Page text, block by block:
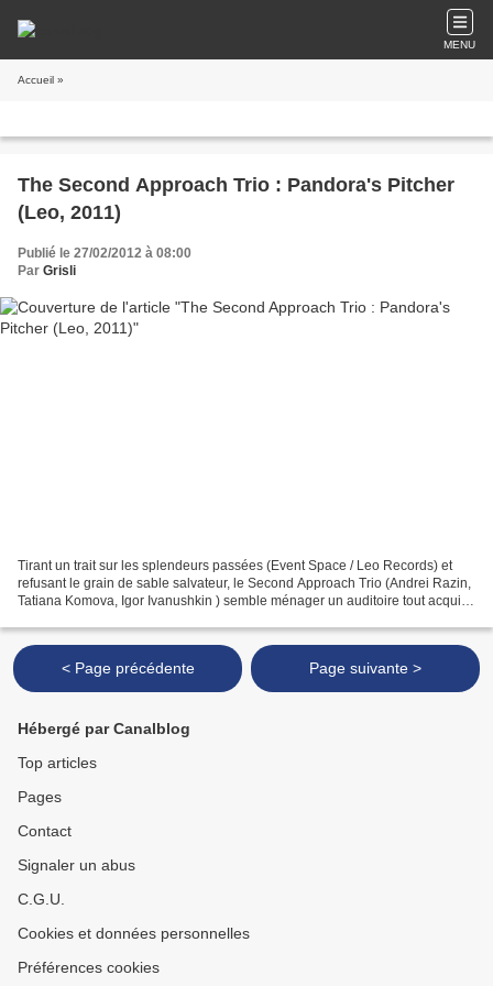
MENU
Accueil »
The Second Approach Trio : Pandora's Pitcher
(Leo, 2011)
Publié le 27/02/2012 à 08:00
Par Grisli
Tirant un trait sur les splendeurs passées (Event Space / Leo Records) et
refusant le grain de sable salvateur, le Second Approach Trio (Andrei Razin,
Tatiana Komova, Igor Ivanushkin ) semble ménager un auditoire tout acquis
< Page précédente Page suivante >
Hébergé par Canalblog
Top articles
Pages
Contact
Signaler un abus
C.G.U.
Cookies et données personnelles
Préférences cookies